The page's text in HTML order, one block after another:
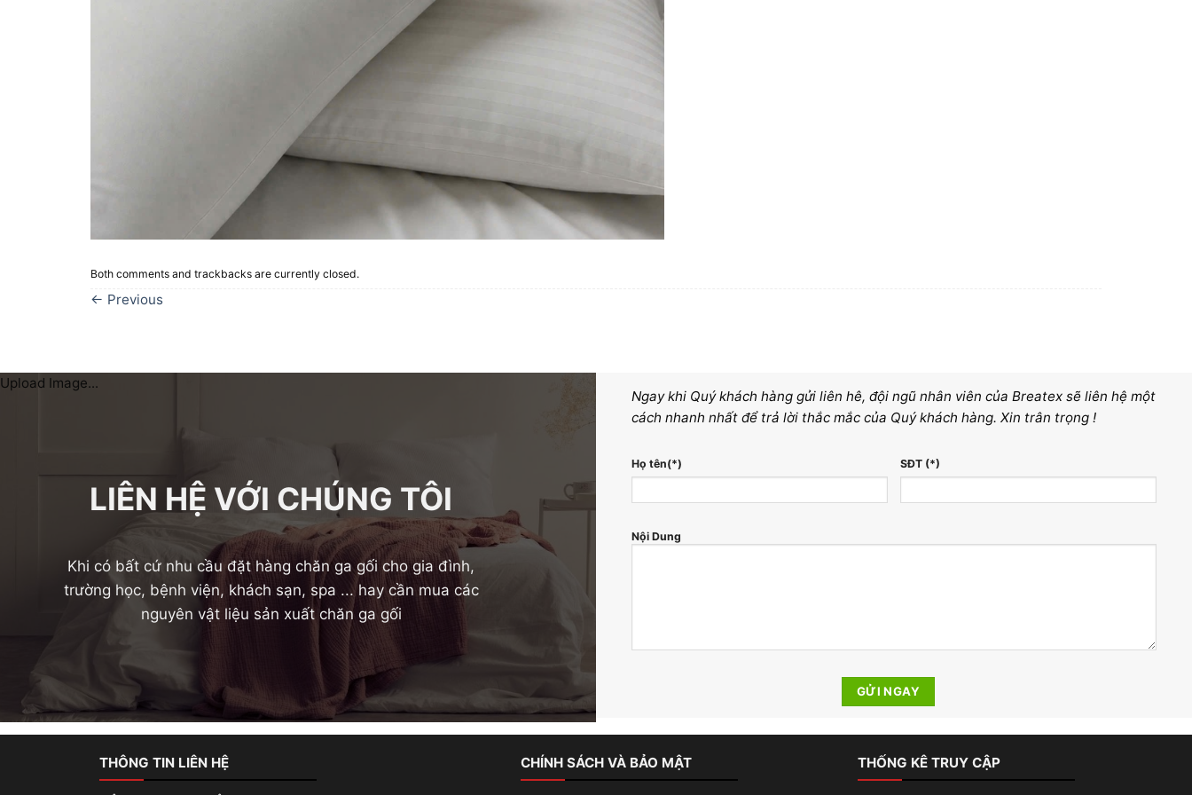
Both comments and trackbacks are currently closed.
← Previous
LIÊN HỆ VỚI CHÚNG TÔI
Khi có bất cứ nhu cầu đặt hàng chăn ga gối cho gia đình,
trường học, bệnh viện, khách sạn, spa ... hay cần mua các
nguyên vật liệu sản xuất chăn ga gối
Upload Image...
Ngay khi Quý khách hàng gửi liên hê, đội ngũ nhân viên của Breatex sẽ liên hệ một
cách nhanh nhất để trả lời thắc mắc của Quý khách hàng. Xin trân trọng !
Họ tên(*) SĐT (*)
Nội Dung
THÔNG TIN LIÊN HỆ CHÍNH SÁCH VÀ BẢO MẬT THỐNG KÊ TRUY CẬP